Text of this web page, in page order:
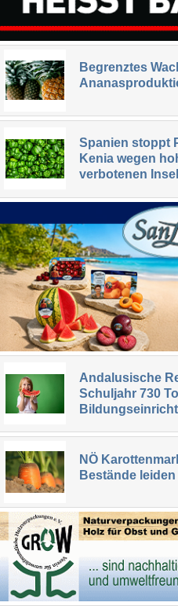
Begrenztes
Spanien stoppt
Kenia wegen
verbotenen
Andalusische
Schuljahr 730
NÖ
Bestände